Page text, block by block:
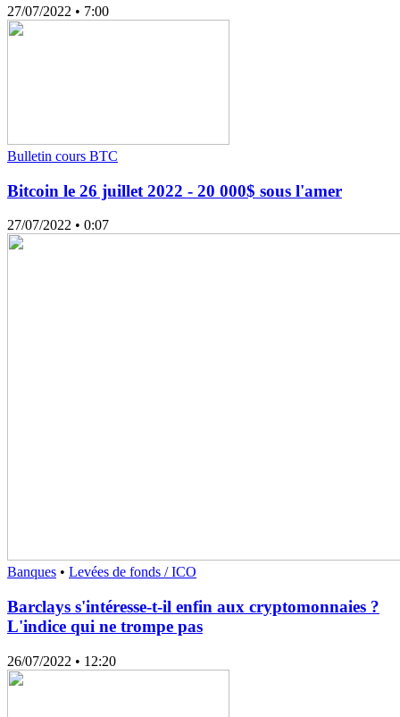
27/07/2022 • 7:00
Bulletin cours BTC
Bitcoin le 26 juillet 2022 - 20 000$ sous l'amer
27/07/2022 • 0:07
Banques • Levées de fonds / ICO
Barclays s'intéresse-t-il enfin aux cryptomonnaies ?
L'indice qui ne trompe pas
26/07/2022 • 12:20